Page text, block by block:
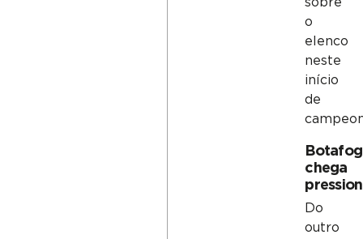
sobre
o
elenco
neste
início
de
chega
Do
outro